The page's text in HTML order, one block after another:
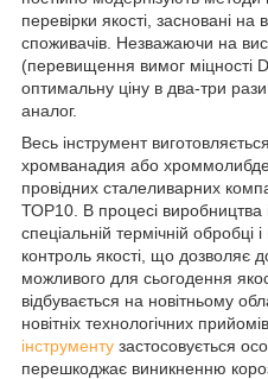
перевірки якості, засновані на
споживачів. Незважаючи на
(перевищення вимог міцності
оптимальну ціну в два-три
аналог.
Весь інструмент
хромванадия або
провідних сталеливарних
ТОР10. В процесі виробництва
спеціальній термічній обробці
контроль якості, що дозволяє
можливого для сьогодення
відбувається на новітньому
новітніх технологічних
інструменту застосовується
перешкоджає виникненню